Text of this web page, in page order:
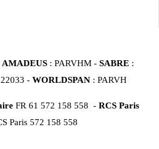
AMADEUS : PARVHM - SABRE :
- WORLDSPAN : PARVH
FR 61 572 158 558 - RCS Paris
Paris 572 158 558